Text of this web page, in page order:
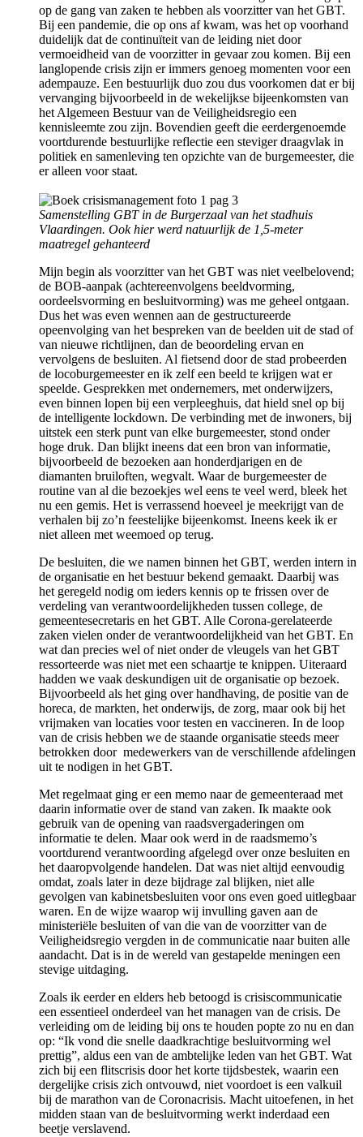
op de gang van zaken te hebben als voorzitter van het GBT.
Bij een pandemie, die op ons af kwam, was het op voorhand
duidelijk dat de continuïteit van de leiding niet door
vermoeidheid van de voorzitter in gevaar zou komen. Bij een
langlopende crisis zijn er immers genoeg momenten voor een
adempauze. Een bestuurlijk duo zou dus voorkomen dat er bij
vervanging bijvoorbeeld in de wekelijkse bijeenkomsten van
het Algemeen Bestuur van de Veiligheidsregio een
kennisleemte zou zijn. Bovendien geeft die eerdergenoemde
voortdurende bestuurlijke reflectie een steviger draagvlak in
politiek en samenleving ten opzichte van de burgemeester, die
er alleen voor staat.
Samenstelling GBT in de Burgerzaal van het stadhuis
Vlaardingen. Ook hier werd natuurlijk de 1,5-meter
maatregel gehanteerd
Mijn begin als voorzitter van het GBT was niet veelbelovend;
de BOB-aanpak (achtereenvolgens beeldvorming,
oordeelsvorming en besluitvorming) was me geheel ontgaan.
Dus het was even wennen aan de gestructureerde
opeenvolging van het bespreken van de beelden uit de stad of
van nieuwe richtlijnen, dan de beoordeling ervan en
vervolgens de besluiten. Al fietsend door de stad probeerden
de locoburgemeester en ik zelf een beeld te krijgen wat er
speelde. Gesprekken met ondernemers, met onderwijzers,
even binnen lopen bij een verpleeghuis, dat hield snel op bij
de intelligente lockdown. De verbinding met de inwoners, bij
uitstek een sterk punt van elke burgemeester, stond onder
hoge druk. Dan blijkt ineens dat een bron van informatie,
bijvoorbeeld de bezoeken aan honderdjarigen en de
diamanten bruiloften, wegvalt. Waar de burgemeester de
routine van al die bezoekjes wel eens te veel werd, bleek het
nu een gemis. Het is verrassend hoeveel je meekrijgt van de
verhalen bij zo’n feestelijke bijeenkomst. Ineens keek ik er
niet alleen met weemoed op terug.
De besluiten, die we namen binnen het GBT, werden intern in
de organisatie en het bestuur bekend gemaakt. Daarbij was
het geregeld nodig om ieders kennis op te frissen over de
verdeling van verantwoordelijkheden tussen college, de
gemeentesecretaris en het GBT. Alle Corona-gerelateerde
zaken vielen onder de verantwoordelijkheid van het GBT. En
wat dan precies wel of niet onder de vleugels van het GBT
ressorteerde was niet met een schaartje te knippen. Uiteraard
hadden we vaak deskundigen uit de organisatie op bezoek.
Bijvoorbeeld als het ging over handhaving, de positie van de
horeca, de markten, het onderwijs, de zorg, maar ook bij het
vrijmaken van locaties voor testen en vaccineren. In de loop
van de crisis hebben we de staande organisatie steeds meer
betrokken door medewerkers van de verschillende afdelingen
uit te nodigen in het GBT.
Met regelmaat ging er een memo naar de gemeenteraad met
daarin informatie over de stand van zaken. Ik maakte ook
gebruik van de opening van raadsvergaderingen om
informatie te delen. Maar ook werd in de raadsmemo’s
voortdurend verantwoording afgelegd over onze besluiten en
het daaropvolgende handelen. Dat was niet altijd eenvoudig
omdat, zoals later in deze bijdrage zal blijken, niet alle
gevolgen van kabinetsbesluiten voor ons even goed uitlegbaar
waren. En de wijze waarop wij invulling gaven aan de
ministeriële besluiten of van die van de voorzitter van de
Veiligheidsregio vergden in de communicatie naar buiten alle
aandacht. Dat is in de wereld van gestapelde meningen een
stevige uitdaging.
Zoals ik eerder en elders heb betoogd is crisiscommunicatie
een essentieel onderdeel van het managen van de crisis. De
verleiding om de leiding bij ons te houden popte zo nu en dan
op: “Ik vond die snelle daadkrachtige besluitvorming wel
prettig”, aldus een van de ambtelijke leden van het GBT. Wat
zich bij een flitscrisis door het korte tijdsbestek, waarin een
dergelijke crisis zich ontvouwd, niet voordoet is een valkuil
bij de marathon van de Coronacrisis. Macht uitoefenen, in het
midden staan van de besluitvorming werkt inderdaad een
beetje verslavend.